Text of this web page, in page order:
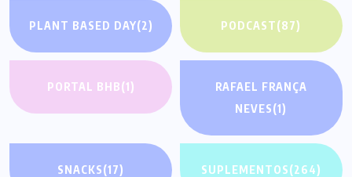
PLANT BASED DAY(2) PODCAST(87)
PORTAL BHB(1)
RAFAEL FRANÇA
NEVES(1)
SNACKS(17) SUPLEMENTOS(264)